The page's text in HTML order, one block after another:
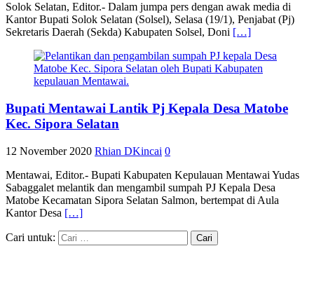
Solok Selatan, Editor.- Dalam jumpa pers dengan awak media di
Kantor Bupati Solok Selatan (Solsel), Selasa (19/1), Penjabat (Pj)
Sekretaris Daerah (Sekda) Kabupaten Solsel, Doni […]
Bupati Mentawai Lantik Pj Kepala Desa Matobe
Kec. Sipora Selatan
12 November 2020 Rhian DKincai 0
Mentawai, Editor.- Bupati Kabupaten Kepulauan Mentawai Yudas
Sabaggalet melantik dan mengambil sumpah PJ Kepala Desa
Matobe Kecamatan Sipora Selatan Salmon, bertempat di Aula
Kantor Desa […]
Cari untuk: